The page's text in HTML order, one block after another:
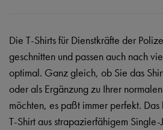
Die T-Shirts für Dienstkräfte der
geschnitten und passen auch nach
optimal. Ganz gleich, ob Sie das
oder als Ergänzung zu Ihrer
möchten, es paßt immer perfekt.
T-Shirt aus strapazierfähigem